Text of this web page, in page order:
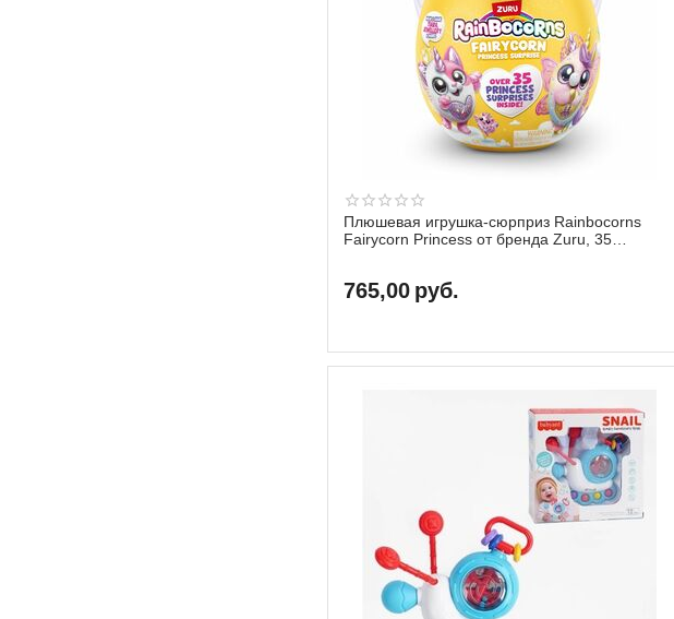
Плюшевая игрушка-сюрприз Rainbocorns
Fairycorn Princess от бренда Zuru, 35
765,00 руб.